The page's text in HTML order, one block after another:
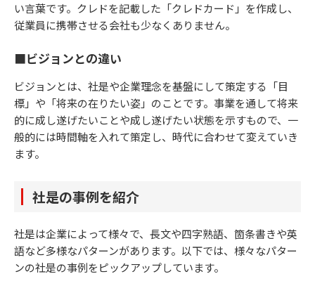
い言葉です。クレドを記載した「クレドカード」を作成し、
従業員に携帯させる会社も少なくありません。
■ビジョンとの違い
ビジョンとは、社是や企業理念を基盤にして策定する「目
標」や「将来の在りたい姿」のことです。事業を通して将来
的に成し遂げたいことや成し遂げたい状態を示すもので、一
般的には時間軸を入れて策定し、時代に合わせて変えていき
ます。
社是の事例を紹介
社是は企業によって様々で、長文や四字熟語、箇条書きや英
語など多様なパターンがあります。以下では、様々なパター
ンの社是の事例をピックアップしています。